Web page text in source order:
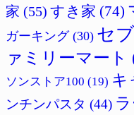
家 (55) すき家 (74)
ガーキング(30) セ
ァミリーマート
ソンストア100 (19) キ
ンチンパスタ (44)